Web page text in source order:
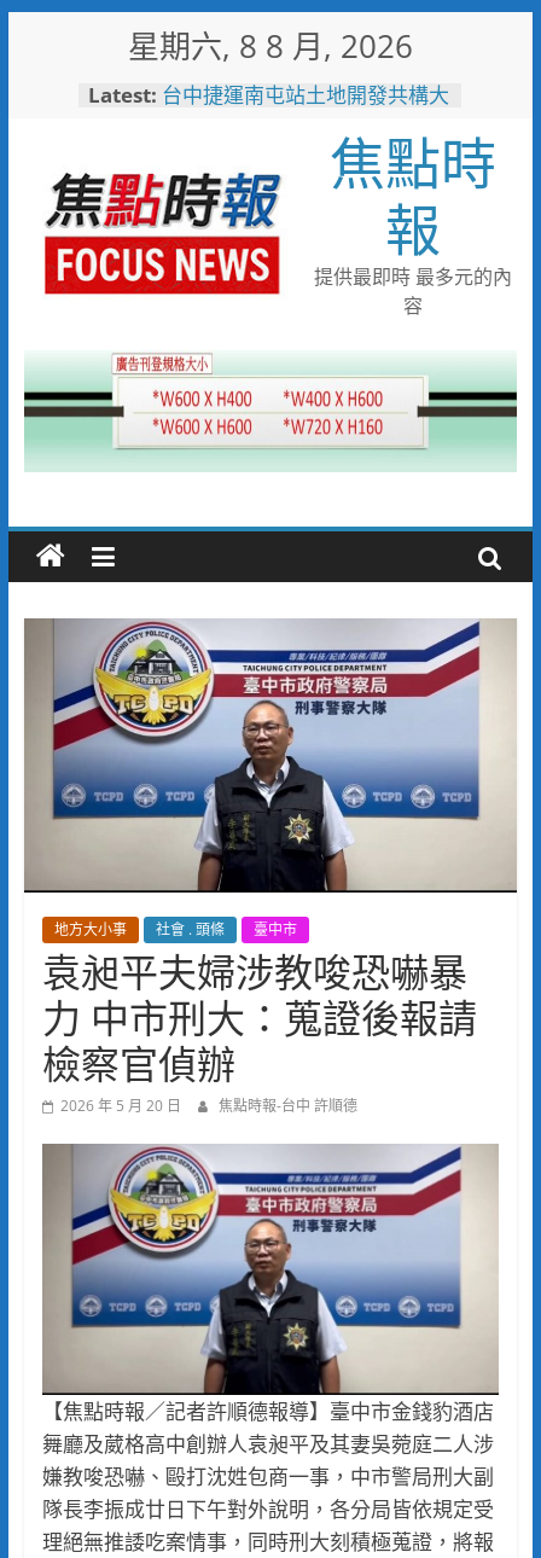
星期六, 8 8 月, 2026
Latest: 台中捷運南屯站土地開發共構大
新地標實現軌道經濟願景
警友辦事處大力相挺！岡山分局
送上「父親節」暖心祝福
守望相助的暖心守護 湖內警消
聯手破門化解獨居翁的危機
歡慶父親節！《台中通
TCPASS》APP 攜手在地名店熱
捐「300萬」助熊本震災重建
焦點時
報
提供最即時 最多元的內
容
地方大小事 社會 . 頭條 臺中市
袁昶平夫婦涉教唆恐嚇暴
力 中市刑大：蒐證後報請
檢察官偵辦
2026 年 5 月 20 日 焦點時報-台中 許順德
【焦點時報／記者許順德報導】臺中市金錢豹酒店
舞廳及葳格高中創辦人袁昶平及其妻吳菀庭二人涉
嫌教唆恐嚇、毆打沈姓包商一事，中市警局刑大副
隊長李振成廿日下午對外說明，各分局皆依規定受
理絕無推諉吃案情事，同時刑大刻積極蒐證，將報